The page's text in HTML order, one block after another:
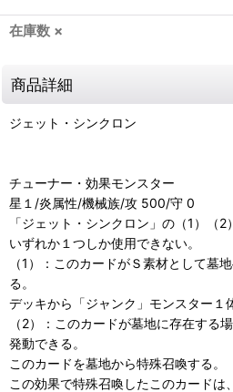
在庫数 ×
商品詳細
ジェット・シンクロン
チューナー・効果モンスター
星１/炎属性/機械族/攻 500/守 0
「ジェット・シンクロン」の（1）（2
いずれか１つしか使用できない。
（1）：このカードがＳ素材として墓
る。
デッキから「ジャンク」モンスター１
（2）：このカードが墓地に存在する
発動できる。
このカードを墓地から特殊召喚する。
この効果で特殊召喚したこのカードは